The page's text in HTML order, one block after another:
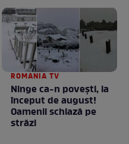
ROMANIA TV
Ninge ca-n povești, la
început de august!
Oamenii schiază pe
străzi